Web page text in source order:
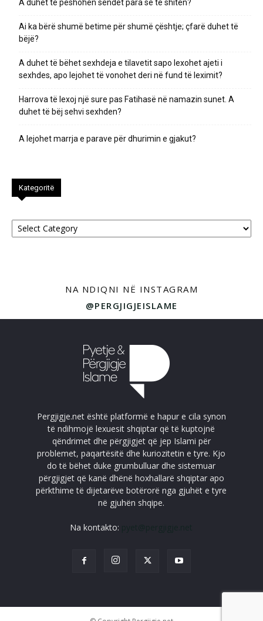
A duhet të peshohen sendet para se të shiten?
Ai ka bërë shumë betime për shumë çështje; çfarë duhet të
bëjë?
A duhet të bëhet sexhdeja e tilavetit sapo lexohet ajeti i
sexhdes, apo lejohet të vonohet deri në fund të leximit?
Harrova të lexoj një sure pas Fatihasë në namazin sunet. A
duhet të bëj sehvi sexhden?
A lejohet marrja e parave për dhurimin e gjakut?
Kategoritë
Kategoritë
NA NDIQNI NË INSTAGRAM
@PERGJIGJEISLAME
Pergjigje.net është platformë e hapur e cila synon
të ndihmojë lexuesit shqiptar që të kuptojnë
qëndrimet dhe përgjigjet që jep Islami për
problemet, paqartësitë dhe kuriozitetin e tyre. Kjo
do të bëhet duke grumbulluar dhe sistemuar
përgjigjet që kanë dhënë hoxhallarë shqiptar apo
përkthime të dijetarëve botërorë nga gjuhët e tyre
në gjuhën shqipe.
Na kontakto: